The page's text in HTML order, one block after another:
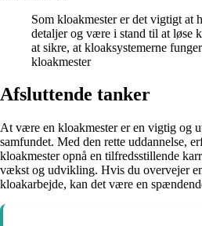
Som kloakmester er det vigtigt at
detaljer og være i stand til at løse
at sikre, at kloaksystemerne
kloakmester
Afsluttende tanker
At være en kloakmester er en vigtig og
samfundet. Med den rette uddannelse,
kloakmester opnå en tilfredsstillende
vækst og udvikling. Hvis du overvejer
kloakarbejde, kan det være en